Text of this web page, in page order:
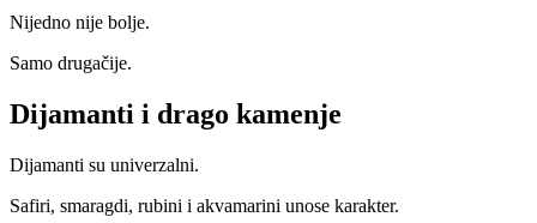
Nijedno nije bolje.
Samo drugačije.
Dijamanti i drago kamenje
Dijamanti su univerzalni.
Safiri, smaragdi, rubini i akvamarini unose karakter.